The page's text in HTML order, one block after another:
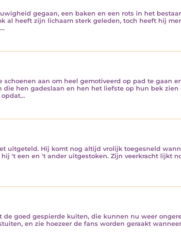
gegaan, een baken en een rots in het
al heeft zijn lichaam sterk geleden, toch heeft hij
aan om heel gemotiveerd op pad te gaan
hen gadeslaan en hen het liefste op hun bek
opdat…
uitgeteld. Hij komt nog altijd vrolijk toegesneld
't een en 't ander uitgestoken. Zijn veerkracht lijkt
goed gespierde kuiten, die kunnen nu weer
en zie hoezeer de fans worden geraakt